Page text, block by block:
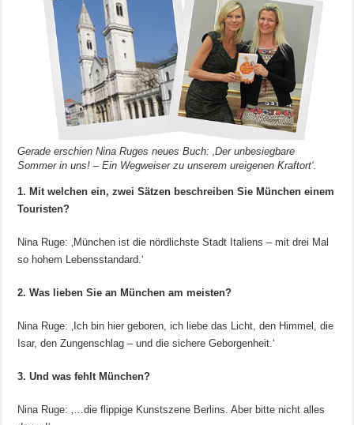
Gerade erschien Nina Ruges neues Buch: ‚Der unbesiegbare
Sommer in uns! – Ein Wegweiser zu unserem ureigenen Kraftort‘.
1. Mit welchen ein, zwei Sätzen beschreiben Sie München einem
Touristen?
Nina Ruge: ‚München ist die nördlichste Stadt Italiens – mit drei Mal
so hohem Lebensstandard.‘
2. Was lieben Sie an München am meisten?
Nina Ruge: ‚Ich bin hier geboren, ich liebe das Licht, den Himmel, die
Isar, den Zungenschlag – und die sichere Geborgenheit.‘
3. Und was fehlt München?
Nina Ruge: ‚…die flippige Kunstszene Berlins. Aber bitte nicht alles